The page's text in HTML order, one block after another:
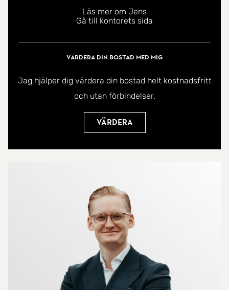
Läs mer om Jens
Gå till kontorets sida
Värdera din bostad med mig
Jag hjälper dig värdera din bostad helt kostnadsfritt
och utan förbindelser.
Värdera